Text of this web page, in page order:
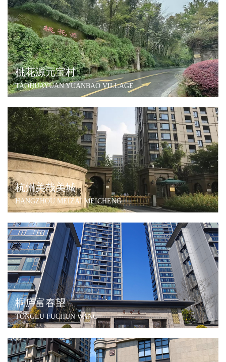
桃花源元宝村
TAOHUAYUAN YUANBAO VILLAGE
杭州美哉美城
HANGZHOU MEIZAI MEICHENG
桐庐富春望
TONGLU FUCHUN WANG